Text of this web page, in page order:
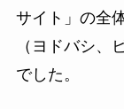
サイト」の全
（ヨドバシ、
でした。